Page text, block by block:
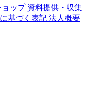
ョップ 資料提供・収集
基づく表記 法人概要